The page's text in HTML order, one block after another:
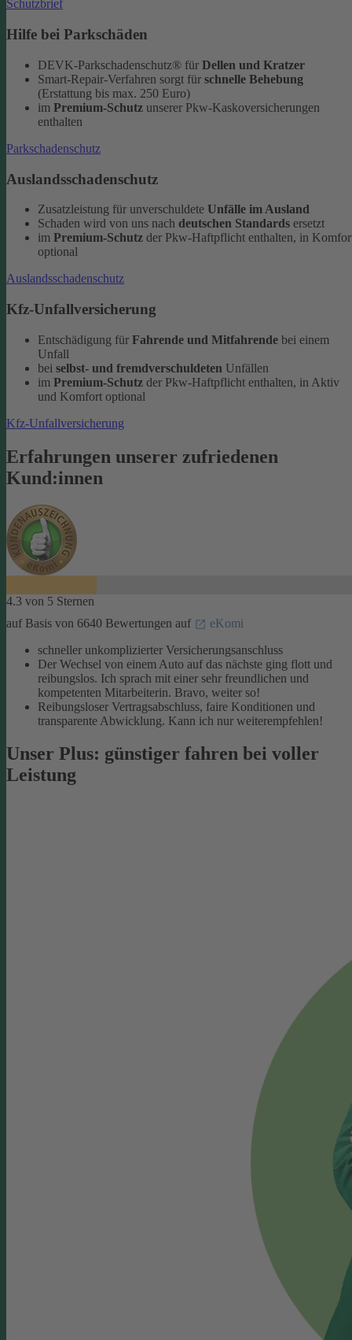
Schutzbrief
Hilfe bei Parkschäden
DEVK-Parkschadenschutz® für Dellen und Kratzer
Smart-Repair-Verfahren sorgt für schnelle Behebung
(Erstattung bis max. 250 Euro)
im Premium-Schutz unserer Pkw-Kaskoversicherungen
enthalten
Parkschadenschutz
Auslandsschadenschutz
Zusatzleistung für unverschuldete Unfälle im Ausland
Schaden wird von uns nach deutschen Standards ersetzt
im Premium-Schutz der Pkw-Haftpflicht enthalten, in
optional
Auslandsschadenschutz
Kfz-Unfallversicherung
Entschädigung für Fahrende und Mitfahrende bei einem
Unfall
bei selbst- und fremdverschuldeten Unfällen
im Premium-Schutz der Pkw-Haftpflicht enthalten, in Aktiv
und Komfort optional
Kfz-Unfallversicherung
Erfahrungen unserer zufriedenen
Kund:innen
4.3 von 5 Sternen
auf Basis von 6640 Bewertungen auf
eKomi
schneller unkomplizierter Versicherungsanschluss
Der Wechsel von einem Auto auf das nächste ging flott und
reibungslos. Ich sprach mit einer sehr freundlichen und
kompetenten Mitarbeiterin. Bravo, weiter so!
Reibungsloser Vertragsabschluss, faire Konditionen und
transparente Abwicklung. Kann ich nur weiterempfehlen!
Unser Plus: günstiger fahren bei voller
Leistung